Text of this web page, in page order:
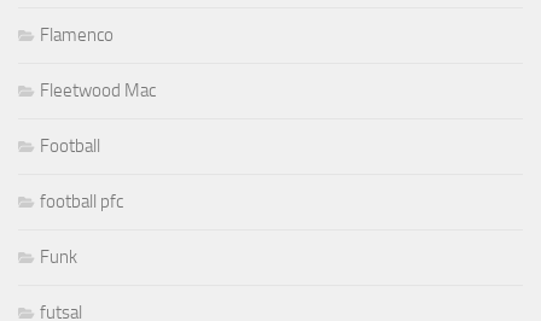
Flamenco
Fleetwood Mac
Football
football pfc
Funk
futsal